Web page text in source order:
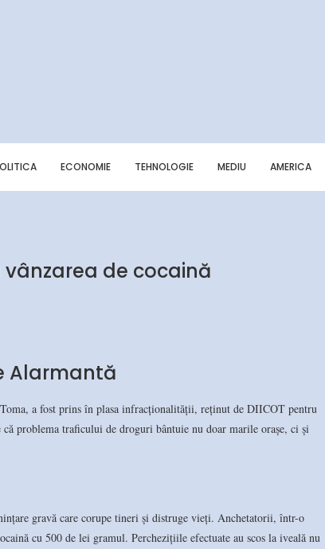
ECONOMIE TEHNOLOGIE MEDIU AMERICA
vânzarea de cocaină
Alarmantă
a fost prins în plasa infracționalității, reținut de DIICOT pentru
că problema traficului de droguri bântuie nu doar marile orașe, ci și
gravă care corupe tineri și distruge vieți. Anchetatorii, într-o
cu 500 de lei gramul. Perchezițiile efectuate au scos la iveală nu